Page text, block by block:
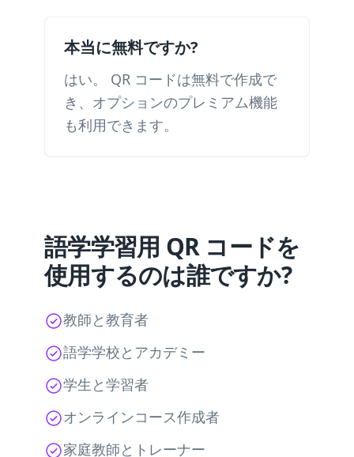
本当に無料ですか?
はい。 QR コードは無料で作成で
き、オプションのプレミアム機能
も利用できます。
語学学習用 QR コードを
使用するのは誰ですか?
教師と教育者
語学学校とアカデミー
学生と学習者
オンラインコース作成者
家庭教師とトレーナー